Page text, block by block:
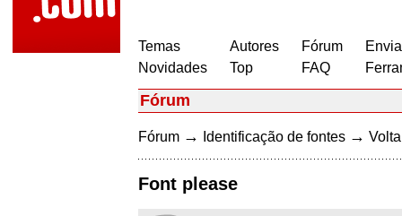
Temas
Novidades
Autores
Top
Fórum
FAQ
Fórum
Fórum → Identificação de fontes →
Font please